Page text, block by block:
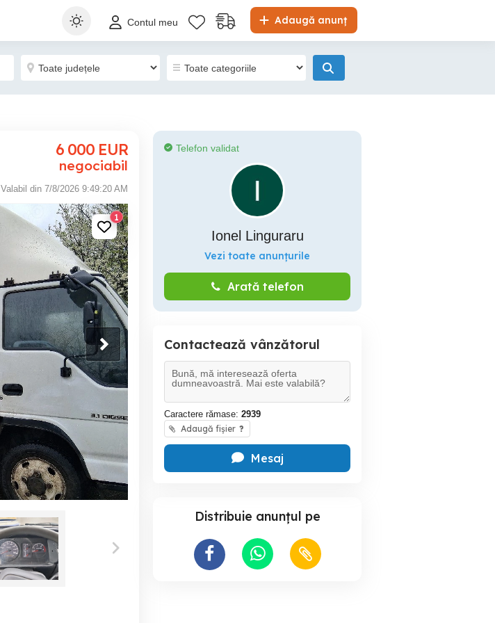
Adaugă anunț
Contul meu
6 000 EUR
negociabil
Valabil din 7/8/2026 9:49:20 AM
1
Telefon validat
Ionel Linguraru
Vezi toate anunțurile
Arată telefon
Contactează vânzătorul
Caractere rămase: 2939
Adaugă fișier ?
Mesaj
Distribuie anunțul pe